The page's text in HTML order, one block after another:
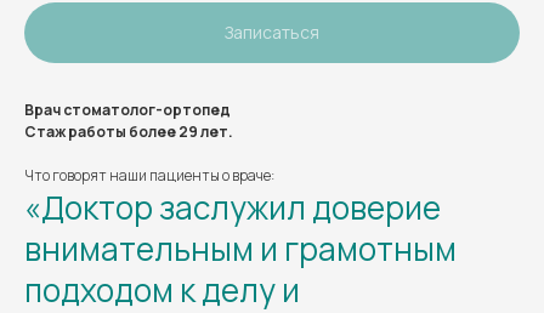
Записаться
Врач стоматолог-ортопед
Стаж работы более 29 лет.
Что говорят наши пациенты о враче:
«Доктор заслужил доверие
внимательным и грамотным
подходом к делу и